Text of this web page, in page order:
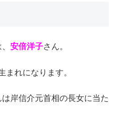
安倍洋子さん。
まれになります。
岸信介元首相の長女に当た